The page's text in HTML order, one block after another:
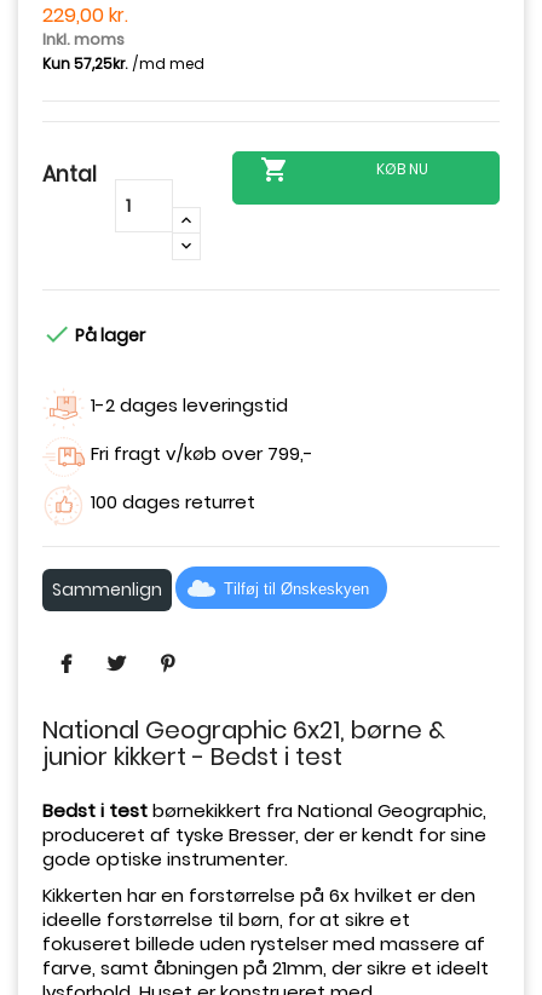
229,00 kr.
Inkl. moms
Antal  KØB NU
 På lager
1-2 dages leveringstid
Fri fragt v/køb over 799,-
100 dages returret
Sammenlign Tilføj til Ønskeskyen
National Geographic 6x21, børne &
junior kikkert - Bedst i test
Bedst i testbørnekikkert fra National Geographic,
produceret af tyske Bresser, der er kendt for sine
gode optiske instrumenter.
Kikkerten har en forstørrelse på 6x hvilket er den
ideelle forstørrelse til børn, for at sikre et
fokuseret billede uden rystelser med massere af
farve, samt åbningen på 21mm, der sikre et ideelt